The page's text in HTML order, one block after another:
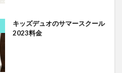
キッズデュオのサマースクール
2023料金